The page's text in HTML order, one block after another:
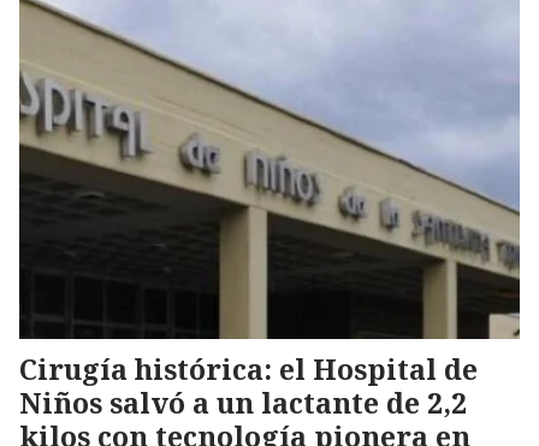
Cirugía histórica: el Hospital de
Niños salvó a un lactante de 2,2
kilos con tecnología pionera en